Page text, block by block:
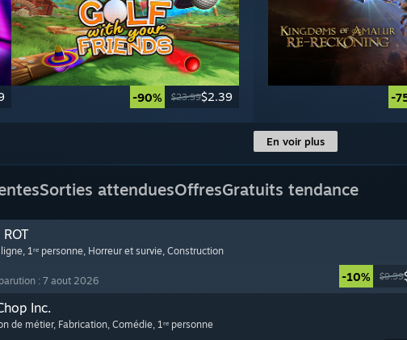
-90% $23.99$2.39 -
En voir plus
Sorties attenduesOffresGratuits tendance
ROT
, 1ʳᵉ personne, Horreur et survie, Construction
: 7 aout 2026 -10% $9.99
Inc.
de métier, Fabrication, Comédie, 1ʳᵉ personne